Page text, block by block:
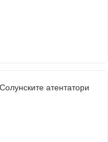
Солунските атентатори